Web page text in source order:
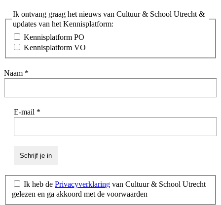
Ik ontvang graag het nieuws van Cultuur & School Utrecht &
updates van het Kennisplatform:
Kennisplatform PO
Kennisplatform VO
Naam *
E-mail *
Ik heb de Privacyverklaring van Cultuur & School Utrecht
gelezen en ga akkoord met de voorwaarden